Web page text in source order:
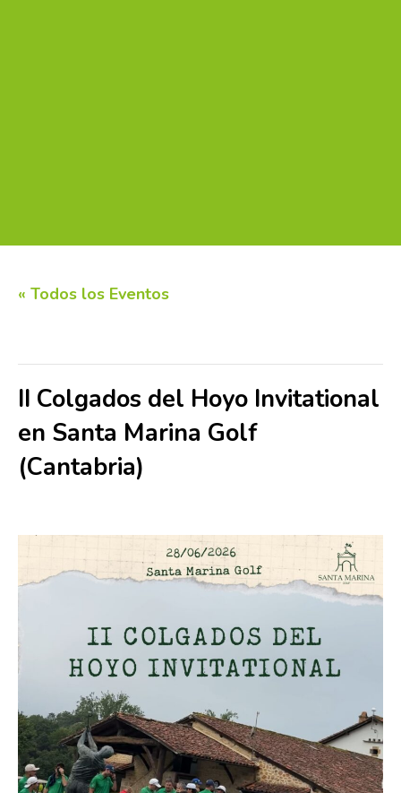
« Todos los Eventos
II Colgados del Hoyo Invitational
en Santa Marina Golf
(Cantabria)